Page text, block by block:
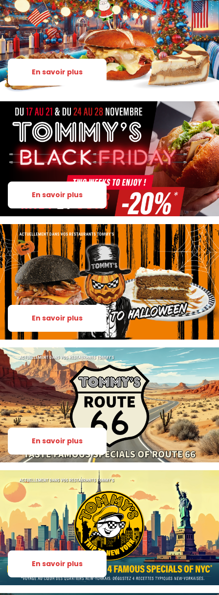
En savoir plus
En savoir plus
En savoir plus
En savoir plus
En savoir plus